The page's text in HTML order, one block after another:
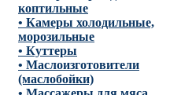
коптильные
• Камеры холодильные,
морозильные
• Куттеры
• Маслоизготовители
(маслобойки)